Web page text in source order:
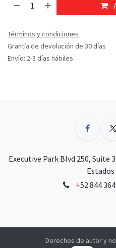
Términos y condiciones
Grantía de devolución de 30 días
Envío: 2-3 días hábiles
Executive Park Blvd 250, Suite
+52 844
Derechos de autor y